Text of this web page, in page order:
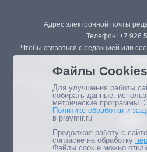
Адрес электронной почты
Телефон: +7 926
Чтобы связаться с редакцией или
Републикация материалов сайта в
возможна только с
Мнение авторов статей портала
Файлы Cookies
Для улучшения работы
собирать данные,
метрические программы.
Политике обработки и
в pravmir.ru
Продолжая работу с
согласие на обработку
Файлы cookie можно